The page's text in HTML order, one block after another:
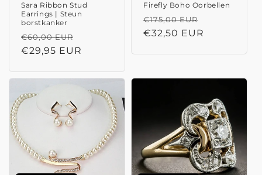
Sara Ribbon Stud
Earrings | Steun
borstkanker
Normale
prijs
€60,00 EUR
Aanbiedingsprijs
€29,95 EUR
Firefly Boho Oorbellen
Normale
prijs
€175,00 EUR
€32,50 EUR